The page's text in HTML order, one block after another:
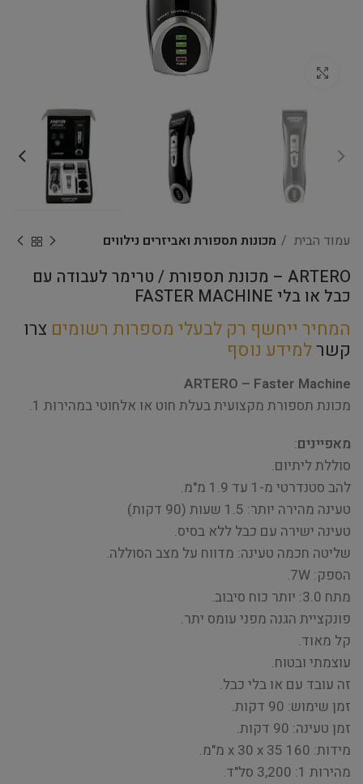
עמוד הבית מכונות תספורת ואביזרים נילווים
ARTERO – מכונת תספורת / טרימר לעבודה עם
כבל או בלי FASTER MACHINE
המחיר ייחשף רק לבעלי מספרות רשומים צרו
קשרלמידע נוסף
ARTERO – Faster Machine
מכונת תספורת מקצועית בעלת חוט או אלחוטי במהירות 1.
מאפיינים:
סוללת ליתיום.
להב סטנדרטי מ-1 עד 1.9 מ"מ.
טעינה מהירה יותר: 1.5 שעות (90 דקות)
טעינה ישירה עם כבל ללא בסיס.
שליטה חכמה טעינה: מדווח על מצב הסוללה.
הספק: 7W.
מתח 3.0: יותר כוח סיבוב.
פונקציית הגנה מפני עומס יתר.
קל מאוד.
עוצמתי ובטוח.
זה עובד עם או בלי כבל.
זמן שימוש: 90 דקות.
זמן טעינה: 90 דקות.
מידות: 160 x 30 x 35 מ"מ.
מהירות 1: 3,200 סל"ד.